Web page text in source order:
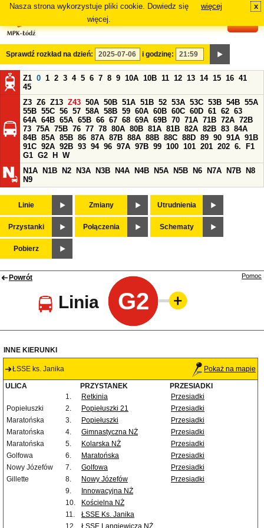
Nasza strona wykorzystuje pliki cookie. Dowiedz się
więcej.
więcej x
Sprawdź rozkład na dzień: i godzinę:
Z1 0 1 2 3 4 5 6 7 8 9 10A 10B 11 12 13 14 15 16 41
45
Z3 Z6 Z13 Z43 50A 50B 51A 51B 52 53A 53C 53B 54B 55A
55B 55C 56 57 58A 58B 59 60A 60B 60C 60D 61 62 63
64A 64B 65A 65B 66 67 68 69A 69B 70 71A 71B 72A 72B
73 75A 75B 76 77 78 80A 80B 81A 81B 82A 82B 83 84A
84B 85A 85B 86 87A 87B 88A 88B 88C 88D 89 90 91A 91B
91C 92A 92B 93 94 96 97A 97B 99 100 101 201 202 6.
F1
G1 G2 H
W
N1A
N1B N2 N3A N3B N4A N4B N5A N5B N6 N7A N7B
N8
N9
Linie Zmiany Utrudnienia
Przystanki Połączenia Schematy
Pobierz
Powrót
Linia G2
Pomoc
INNE KIERUNKI
ŁSSE ks. Janika Pokaż na mapie
ULICA PRZYSTANEK
PRZESIADKI
1.
Retkinia
Przesiadki
Popiełuszki
2. Popiełuszki 21
Przesiadki
Maratońska
3. Popiełuszki
Przesiadki
Maratońska
4. Gimnastyczna NŻ
Przesiadki
Maratońska
5. Kolarska NŻ
Przesiadki
Golfowa
6. Maratońska
Przesiadki
Nowy Józefów
7. Golfowa
Przesiadki
Gillette
8. Nowy Józefów
Przesiadki
9.
Innowacyjna NŻ
10.
Kościelna NŻ
11.
ŁSSE Ks. Janika
12.
ŁSSE Langiewicza NŻ